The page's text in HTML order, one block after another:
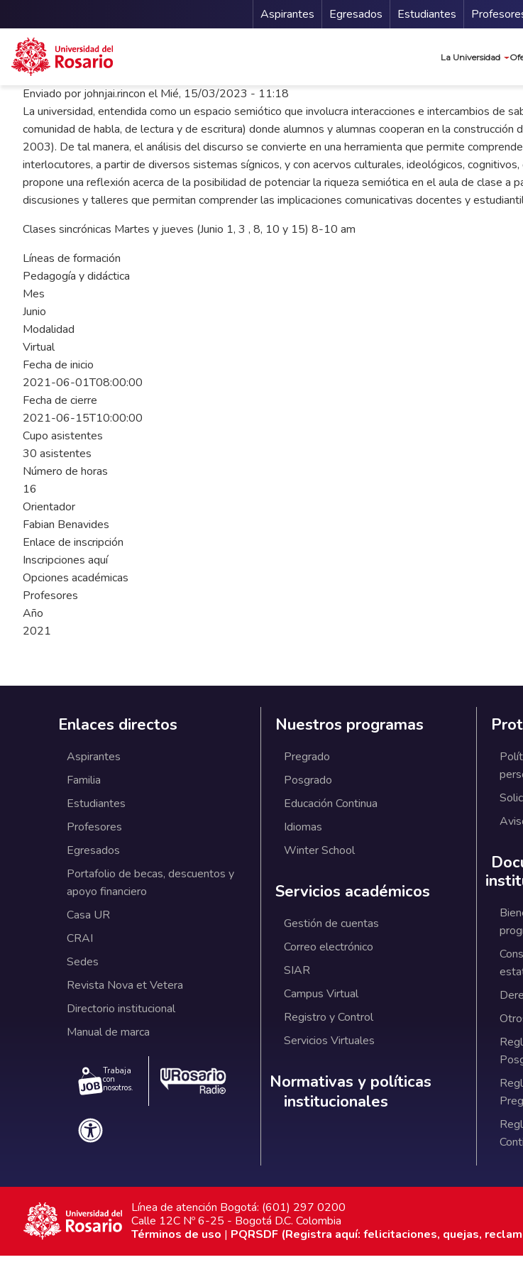
Pasar al contenido principal
Menu Secundario
Aspirantes Egresados Estudiantes
La Universidad
Enviado por johnjai.rincon elMié, 15/03/2023 - 11:18
La universidad, entendida como un espacio semiótico que involucra interacciones e intercambios de
comunidad de habla, de lectura y de escritura) donde alumnos y alumnas cooperan en la
2003). De tal manera, el análisis del discurso se convierte en una herramienta que permite
interlocutores, a partir de diversos sistemas sígnicos, y con acervos culturales, ideológicos,
propone una reflexión acerca de la posibilidad de potenciar la riqueza semiótica en el aula de clase
discusiones y talleres que permitan comprender las implicaciones comunicativas docentes y
Clases sincrónicas Martes y jueves (Junio 1, 3 , 8, 10 y 15) 8-10 am
Líneas de formación
Pedagogía y didáctica
Mes
Junio
Modalidad
Virtual
Fecha de inicio
2021-06-01T08:00:00
Fecha de cierre
2021-06-15T10:00:00
Cupo asistentes
30 asistentes
Número de horas
16
Orientador
Fabian Benavides
Enlace de inscripción
Inscripciones aquí
Opciones académicas
Profesores
Año
2021
Enlaces directos
Aspirantes
Familia
Estudiantes
Profesores
Egresados
Portafolio de becas, descuentos y
apoyo financiero
Casa UR
CRAI
Sedes
Revista Nova et Vetera
Directorio institucional
Manual de marca
Trabaja
con
nosotros.
Nuestros programas
Pregrado
Posgrado
Educación Continua
Idiomas
Winter School
Servicios académicos
Gestión de cuentas
Correo electrónico
SIAR
Campus Virtual
Registro y Control
Servicios Virtuales
Normativas y políticas
Normativas y políticas
institucionales
Línea de atención Bogotá: (601) 297 0200
Calle 12C Nº 6-25 - Bogotá D.C. Colombia
Términos de uso | PQRSDF (Registra aquí: felicitaciones, quejas,